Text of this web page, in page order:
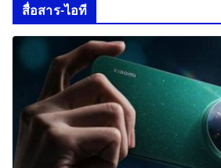
สื่อสาร-ไอที